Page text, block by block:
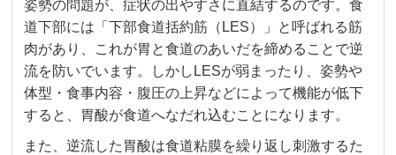
姿勢の問題が、症状の出やすさに直結するのです。食
道下部には「下部食道括約筋（LES）」と呼ばれる筋
肉があり、これが胃と食道のあいだを締めることで逆
流を防いでいます。しかしLESが弱まったり、姿勢や
体型・食事内容・腹圧の上昇などによって機能が低下
すると、胃酸が食道へなだれ込むことになります。
また、逆流した胃酸は食道粘膜を繰り返し刺激するた